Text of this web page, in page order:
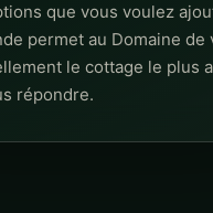
que vous voulez
permet au Domaine de
le cottage le plus
répondre.